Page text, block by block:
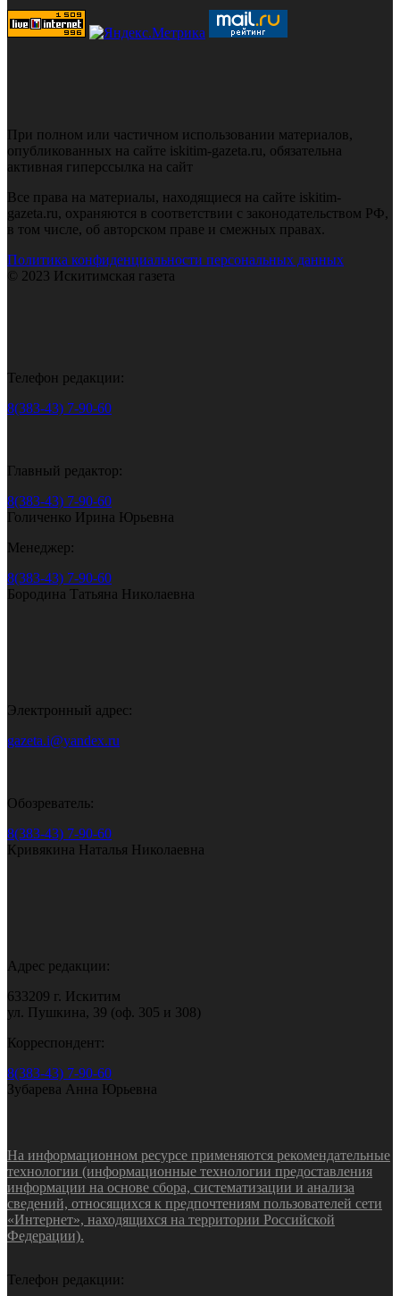
При полном или частичном использовании материалов,
опубликованных на сайте iskitim-gazeta.ru, обязательна
активная гиперссылка на сайт
Все права на материалы, находящиеся на сайте iskitim-
gazeta.ru, охраняются в соответствии с законодательством РФ,
в том числе, об авторском праве и смежных правах.
Политика конфиденциальности персональных данных
© 2023 Искитимская газета
Телефон редакции:
8(383-43) 7-90-60
Главный редактор:
8(383-43) 7-90-60
Голиченко Ирина Юрьевна
Менеджер:
8(383-43) 7-90-60
Бородина Татьяна Николаевна
Электронный адрес:
gazeta.i@yandex.ru
Обозреватель:
8(383-43) 7-90-60
Кривякина Наталья Николаевна
Адрес редакции:
633209 г. Искитим
ул. Пушкина, 39 (оф. 305 и 308)
Корреспондент:
8(383-43) 7-90-60
Зубарева Анна Юрьевна
На информационном ресурсе применяются рекомендательные
технологии (информационные технологии предоставления
информации на основе сбора, систематизации и анализа
сведений, относящихся к предпочтениям пользователей сети
«Интернет», находящихся на территории Российской
Федерации).
Телефон редакции: